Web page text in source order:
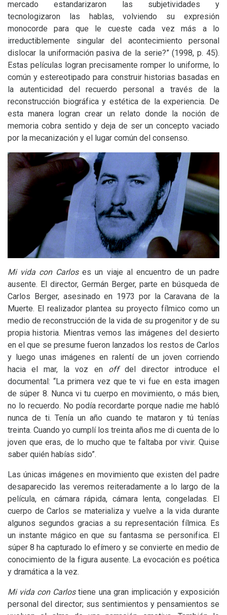
mercado estandarizaron las subjetividades y
tecnologizaron las hablas, volviendo su expresión
monocorde para que le cueste cada vez más a lo
irreductiblemente singular del acontecimiento personal
dislocar la uniformación pasiva de la serie?” (1998, p. 45).
Estas películas logran precisamente romper lo uniforme, lo
común y estereotipado para construir historias basadas en
la autenticidad del recuerdo personal a través de la
reconstrucción biográfica y estética de la experiencia. De
esta manera logran crear un relato donde la noción de
memoria cobra sentido y deja de ser un concepto vaciado
por la mecanización y el lugar común del consenso.
Mi vida con Carlos es un viaje al encuentro de un padre
ausente. El director, Germán Berger, parte en búsqueda de
Carlos Berger, asesinado en 1973 por la Caravana de la
Muerte. El realizador plantea su proyecto fílmico como un
medio de reconstrucción de la vida de su progenitor y de su
propia historia. Mientras vemos las imágenes del desierto
en el que se presume fueron lanzados los restos de Carlos
y luego unas imágenes en ralentí de un joven corriendo
hacia el mar, la voz en offdel director introduce el
documental: “La primera vez que te vi fue en esta imagen
de súper 8. Nunca vi tu cuerpo en movimiento, o más bien,
no lo recuerdo. No podía recordarte porque nadie me habló
nunca de ti. Tenía un año cuando te mataron y tú tenías
treinta. Cuando yo cumplí los treinta años me di cuenta de lo
joven que eras, de lo mucho que te faltaba por vivir. Quise
saber quién habías sido”.
Las únicas imágenes en movimiento que existen del padre
desaparecido las veremos reiteradamente a lo largo de la
película, en cámara rápida, cámara lenta, congeladas. El
cuerpo de Carlos se materializa y vuelve a la vida durante
algunos segundos gracias a su representación fílmica. Es
un instante mágico en que su fantasma se personifica. El
súper 8 ha capturado lo efímero y se convierte en medio de
conocimiento de la figura ausente. La evocación es poética
y dramática a la vez.
Mi vida con Carlostiene una gran implicación y exposición
personal del director; sus sentimientos y pensamientos se